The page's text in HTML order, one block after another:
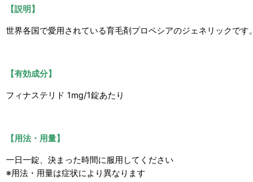
【説明】
世界各国で愛用されている育毛剤プロペシアのジェネリックです。
【有効成分】
フィナステリド 1mg/1錠あたり
【用法・用量】
一日一錠、決まった時間に服用してください
※用法・用量は症状により異なります